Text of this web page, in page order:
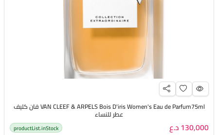
VAN CLEEF & ARPELS Bois D'iris Women's Eau de Parfum75ml فان كليف
عطر للنساء
130,000 د.ع productList.inStock